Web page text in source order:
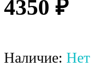
4350 ₽
Наличие: Нет